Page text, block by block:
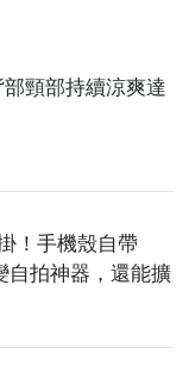
頸部持續涼爽達
！手機殼自帶
自拍神器，還能擴